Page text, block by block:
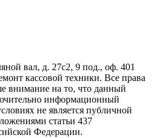
вал, д. 27с2, 9 под., оф. 401
кассовой техники. Все права
на то, что данный
информационный
не является публичной
статьи 437
Федерации.